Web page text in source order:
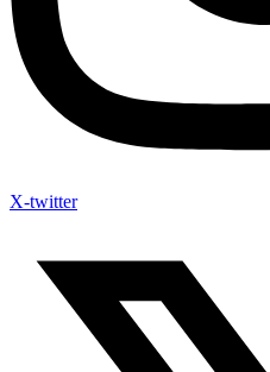
X-twitter